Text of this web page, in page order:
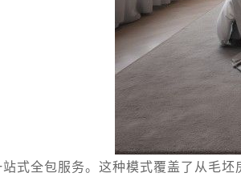
式全包服务。这种模式覆盖了从毛